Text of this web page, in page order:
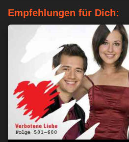
Empfehlungen für Dich: